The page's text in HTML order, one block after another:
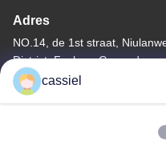
Adres
NO.14, de 1st straat,
District, Foshan, Guangdong,
Telefoon
cassiel